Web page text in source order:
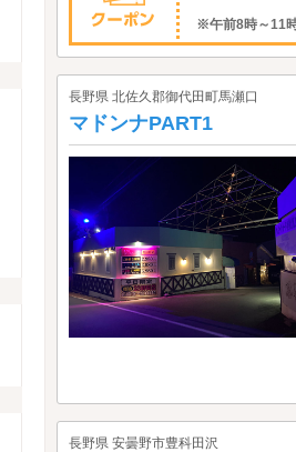
※午前8時～11
長野県 北佐久郡御代田町馬瀬口
マドンナPART1
長野県 安曇野市豊科田沢